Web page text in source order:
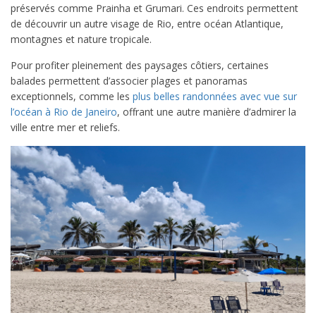
préservés comme Prainha et Grumari. Ces endroits permettent
de découvrir un autre visage de Rio, entre océan Atlantique,
montagnes et nature tropicale.
Pour profiter pleinement des paysages côtiers, certaines
balades permettent d’associer plages et panoramas
exceptionnels, comme les plus belles randonnées avec vue sur
l’océan à Rio de Janeiro, offrant une autre manière d’admirer la
ville entre mer et reliefs.